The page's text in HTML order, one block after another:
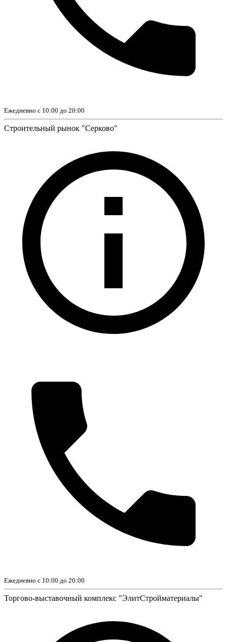
Ежедневно с 10:00 до 20:00
Строительный рынок "Серково"
Ежедневно с 10:00 до 20:00
Торгово-выставочный комплекс "ЭлитСтройматериалы"